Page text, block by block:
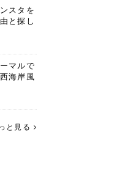
スタを
と探し
マルで
海岸風
と見る